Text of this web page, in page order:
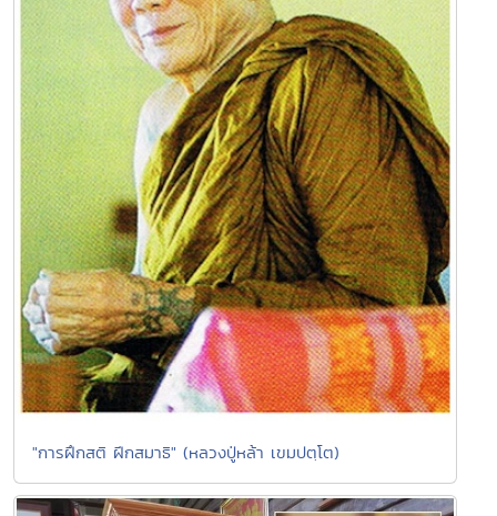
"การฝึกสติ ฝีกสมาธิ" (หลวงปู่หล้า เขมปตฺโต)